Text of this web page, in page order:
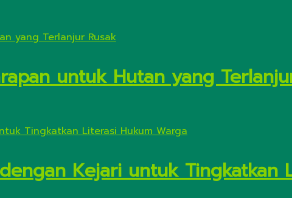
untuk Hutan yang
Kejari untuk Tingkatkan